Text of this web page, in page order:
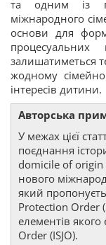
та одним із
міжнародного
основи для
залишатиметься
жодному
інтересів дитини.
Авторська
У межах цієї
поєднання
domicile of
нового
який
Protection Order
елементів
Order (ISJO).